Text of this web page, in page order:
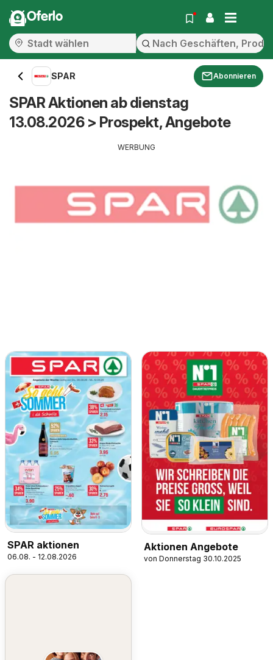
Oferlo
SPAR Abonnieren
SPAR Aktionen ab dienstag
13.08.2026 > Prospekt, Angebote
WERBUNG
SPAR aktionen
06.08. - 12.08.2026
Aktionen Angebote
von Donnerstag 30.10.2025